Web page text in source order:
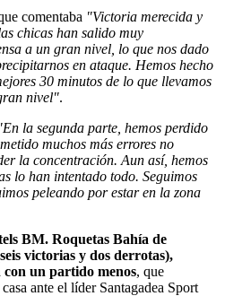
comentaba "Victoria merecida y
chicas han salido muy
a un gran nivel, lo que nos dado
en ataque. Hemos hecho
30 minutos de lo que llevamos
nivel".
la segunda parte, hemos perdido
muchos más errores no
la concentración. Aun así, hemos
lo han intentado todo. Seguimos
peleando por estar en la zona
BM. Roquetas Bahía de
victorias y dos derrotas),
un partido menos, que
ante el líder Santagadea Sport